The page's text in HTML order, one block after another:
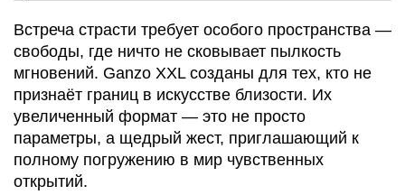
Встреча страсти требует особого пространства —
свободы, где ничто не сковывает пылкость
мгновений. Ganzo XXL созданы для тех, кто не
признаёт границ в искусстве близости. Их
увеличенный формат — это не просто
параметры, а щедрый жест, приглашающий к
полному погружению в мир чувственных
открытий.